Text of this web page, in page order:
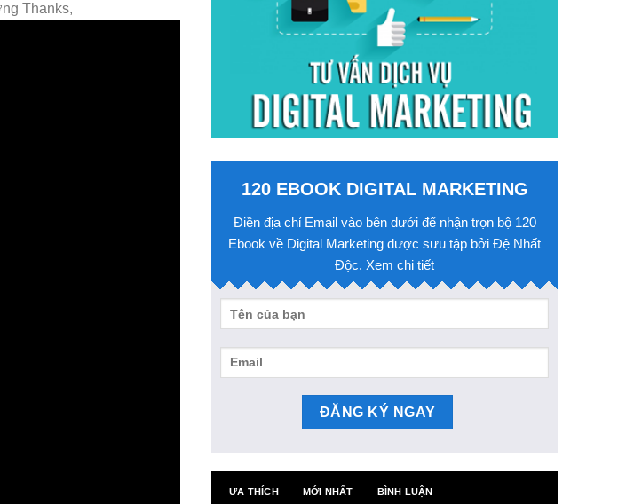
Thanks,
120 EBOOK DIGITAL MARKETING
Điền địa chỉ Email vào bên dưới để nhận trọn bộ 120
Ebook về Digital Marketing được sưu tập bởi Đệ Nhất
Độc. Xem chi tiết
ƯA THÍCH MỚI NHẤT BÌNH LUẬN